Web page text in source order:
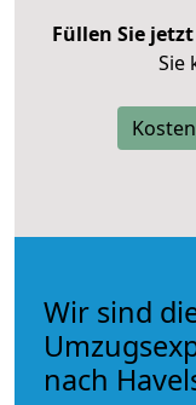
Füllen Sie
Sie
Wir sind
nach